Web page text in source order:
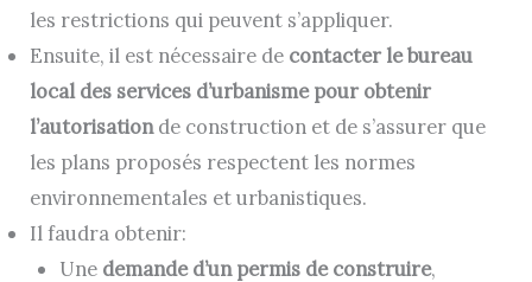
les restrictions qui peuvent s’appliquer.
Ensuite, il est nécessaire de contacter le bureau
local des services d’urbanisme pour obtenir
l’autorisationde construction et de s’assurer que
les plans proposés respectent les normes
environnementales et urbanistiques.
Il faudra obtenir:
Une demande d’un permis de construire,